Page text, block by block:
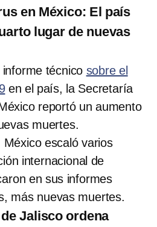
en México: El país
lugar de nuevas
técnico sobre el
en el país, la Secretaría
reportó un aumento
muertes.
escaló varios
internacional de
en sus informes
más nuevas muertes.
Jalisco ordena